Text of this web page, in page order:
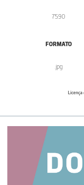
7590
FORMATO
.jpg
Licença